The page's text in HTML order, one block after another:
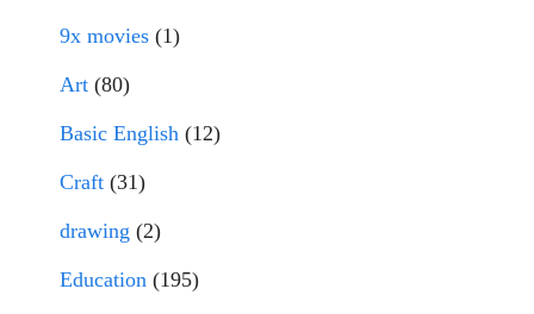
9x movies (1)
Art (80)
Basic English (12)
Craft (31)
drawing (2)
Education (195)